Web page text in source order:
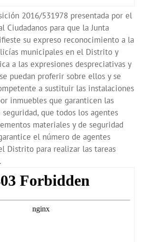
2016/531978 presentada por el
Ciudadanos para que la Junta
su expreso reconocimiento a la
municipales en el Distrito y
a las expresiones despreciativas y
puedan proferir sobre ellos y se
a sustituir las instalaciones
inmuebles que garanticen las
que todos los agentes
materiales y de seguridad
el número de agentes
Distrito para realizar las tareas